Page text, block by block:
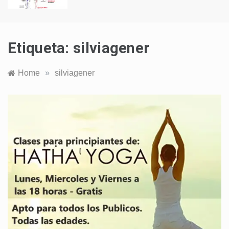
Etiqueta: silviagener
Home » silviagener